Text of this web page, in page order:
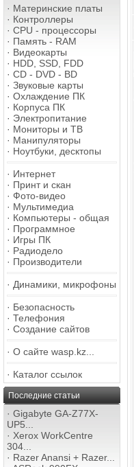
· Материнские платы
· Контроллеры
· CPU - процессоры
· Память - RAM
· Видеокарты
· HDD, SSD, FDD
· CD - DVD - BD
· Звуковые карты
· Охлаждение ПК
· Корпуса ПК
· Электропитание
· Мониторы и ТВ
· Манипуляторы
· Ноутбуки, десктопы
· Интернет
· Принт и скан
· Фото-видео
· Мультимедиа
· Компьютеры - общая
· Программное
· Игры ПК
· Радиодело
· Производители
· Динамики, микрофоны
· Безопасность
· Телефония
· Создание сайтов
· О сайте wasp.kz...
· Каталог ссылок
Последние статьи
· Gigabyte GA-Z77X-
UP5...
· Xerox WorkCentre
304...
· Razer Anansi + Razer...